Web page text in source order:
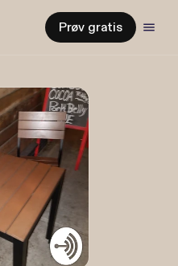
Prøv gratis